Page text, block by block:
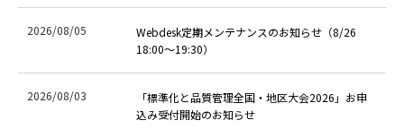
2026/08/05
Webdesk定期メンテナンスのお知らせ（8/26
18:00～19:30）
2026/08/03
「標準化と品質管理全国・地区大会2026」お申
込み受付開始のお知らせ